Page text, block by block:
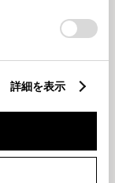
詳細を表示